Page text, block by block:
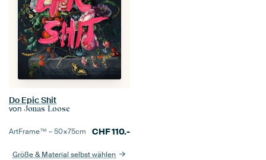
Do Epic Shit
von Jonas Loose
ArtFrame™ –50×75cm CHF110.-
Größe & Material selbst wählen